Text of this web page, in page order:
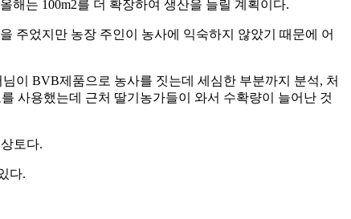
해는 100m2를 더 확장하여 생산을 늘릴 계획이다.
주었지만 농장 주인이 농사에 익숙하지 않았기 때문에 어
이 BVB제품으로 농사를 짓는데 세심한 부분까지 분석, 처
사용했는데 근처 딸기농가들이 와서 수확량이 늘어난 것
토다.
다.